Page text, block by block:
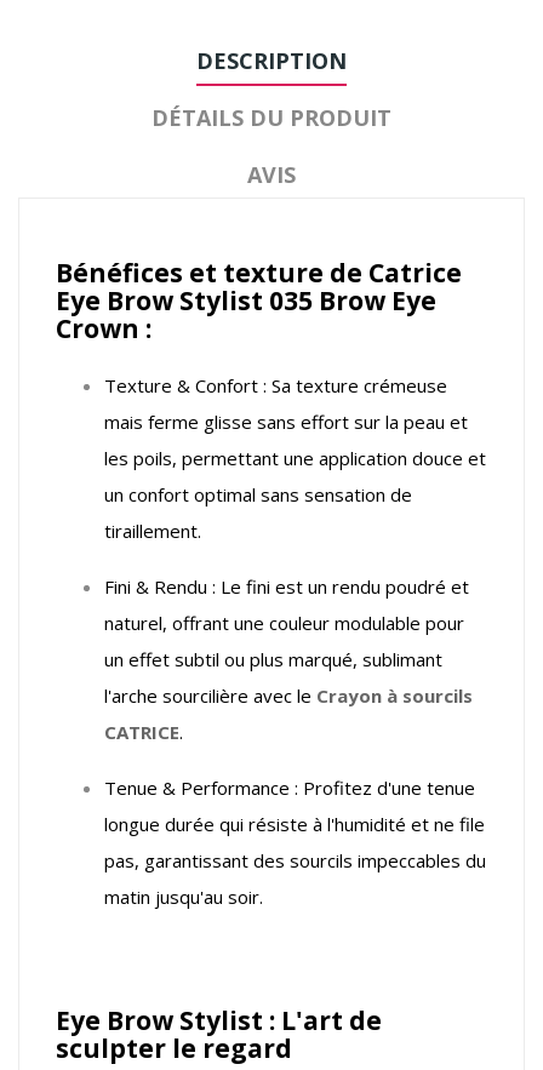
DESCRIPTION
DÉTAILS DU PRODUIT
AVIS
Bénéfices et texture de Catrice
Eye Brow Stylist 035 Brow Eye
Crown :
Texture & Confort : Sa texture crémeuse
mais ferme glisse sans effort sur la peau et
les poils, permettant une application douce et
un confort optimal sans sensation de
tiraillement.
Fini & Rendu : Le fini est un rendu poudré et
naturel, offrant une couleur modulable pour
un effet subtil ou plus marqué, sublimant
l'arche sourcilière avec le Crayon à sourcils
CATRICE.
Tenue & Performance : Profitez d'une tenue
longue durée qui résiste à l'humidité et ne file
pas, garantissant des sourcils impeccables du
matin jusqu'au soir.
Eye Brow Stylist : L'art de
sculpter le regard